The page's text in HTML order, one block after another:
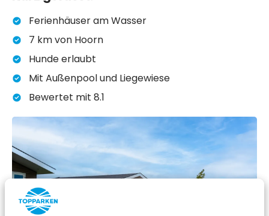
Ferienhäuser am Wasser
7 km von Hoorn
Hunde erlaubt
Mit Außenpool und Liegewiese
Bewertet mit 8.1